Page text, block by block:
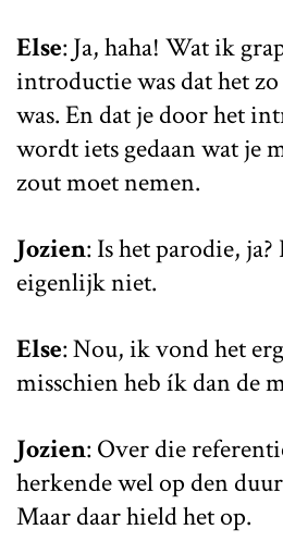
Else: Ja, haha! Wat ik
introductie was dat het
was. En dat je door het
wordt iets gedaan wat je
zout moet nemen.
Jozien: Is het parodie,
eigenlijk niet.
Else: Nou, ik vond het
misschien heb ík dan de
Jozien: Over die
herkende wel op den
Maar daar hield het op.